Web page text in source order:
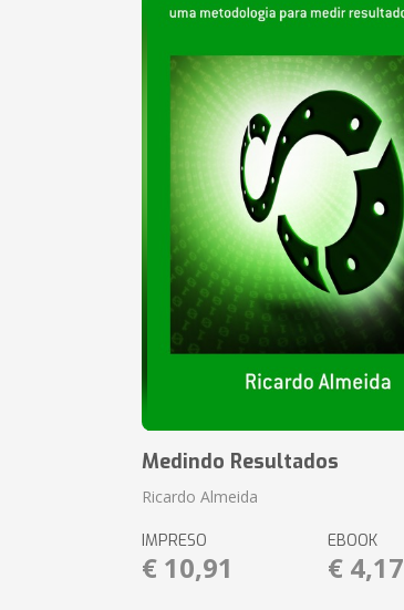
Medindo Resultados
Ricardo Almeida
IMPRESO
€ 10,91
EBOOK
€ 4,17